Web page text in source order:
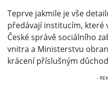
Teprve jakmile je vše
předávají institucím, které
České správě sociálního
vnitra a Ministerstvu
krácení příslušným